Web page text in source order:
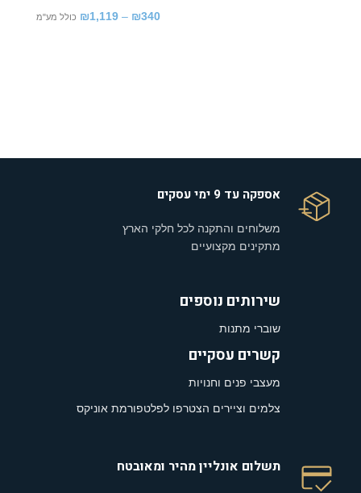
₪340
–
₪1,119 כולל מע"מ
אספקה עד 9 ימי עסקים
משלוחים והתקנה לכל חלקי הארץ
מתקינים מקצועיים
שירותים נוספים
שוברי מתנות
קשרים עסקיים
מעצבי פנים וחנויות
צלמים וציירים הצטרפו לפלטפורמת אוניקס
תשלום אונליין מהיר ומאובטח